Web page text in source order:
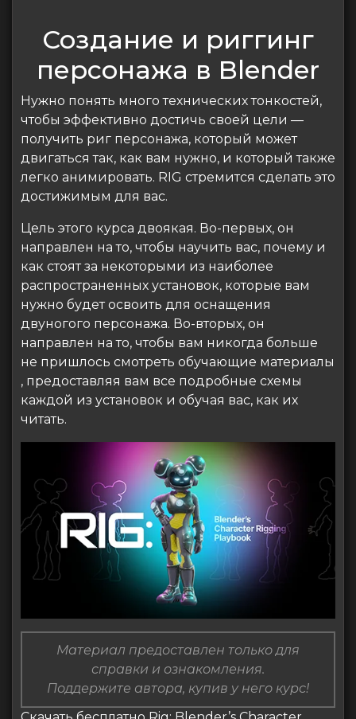
Создание и риггинг
персонажа в Blender
Нужно понять много технических тонкостей,
чтобы эффективно достичь своей цели —
получить риг персонажа, который может
двигаться так, как вам нужно, и который также
легко анимировать. RIG стремится сделать это
достижимым для вас.
Цель этого курса двоякая. Во-первых, он
направлен на то, чтобы научить вас, почему и
как стоят за некоторыми из наиболее
распространенных установок, которые вам
нужно будет освоить для оснащения
двуногого персонажа. Во-вторых, он
направлен на то, чтобы вам никогда больше
не пришлось смотреть обучающие материалы
, предоставляя вам все подробные схемы
каждой из установок и обучая вас, как их
читать.
Материал предоставлен только для
справки и ознакомления.
Поддержите автора, купив у него курс!